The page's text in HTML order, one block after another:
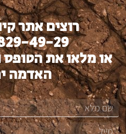
רוצים אתר
49-29
או מלאו את הטופס
האדמה